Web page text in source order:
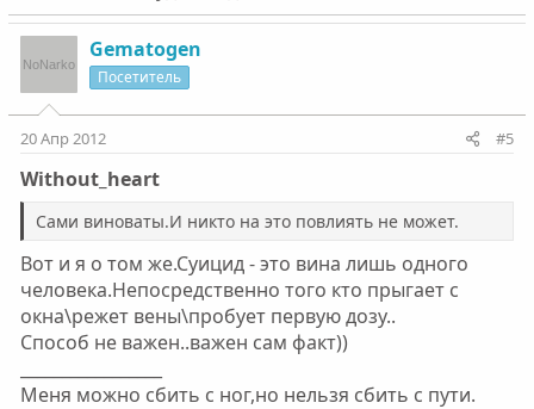
Gematogen
Посетитель
20 Апр 2012 #5
Without_heart
Сами виноваты.И никто на это повлиять не может.
Вот и я о том же.Суицид - это вина лишь одного
человека.Непосредственно того кто прыгает с
окна\режет вены\пробует первую дозу..
Способ не важен..важен сам факт))
Меня можно сбить с ног,но нельзя сбить с пути.